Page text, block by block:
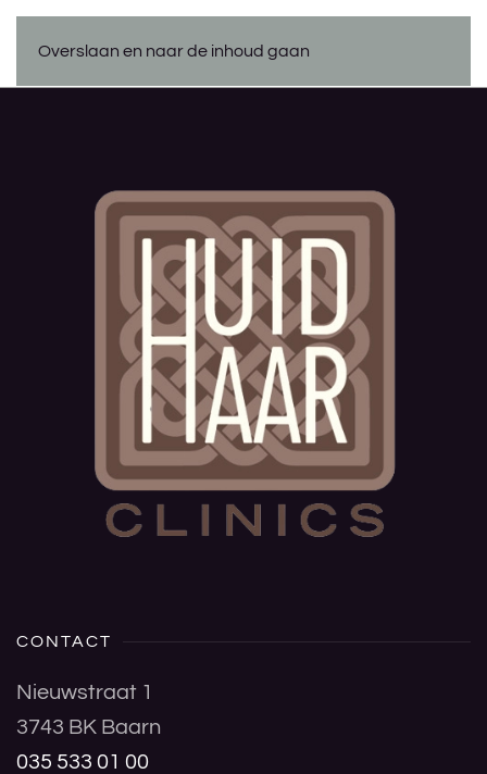
Overslaan en naar de inhoud gaan
CONTACT
Nieuwstraat 1
3743 BK Baarn
035 533 01 00